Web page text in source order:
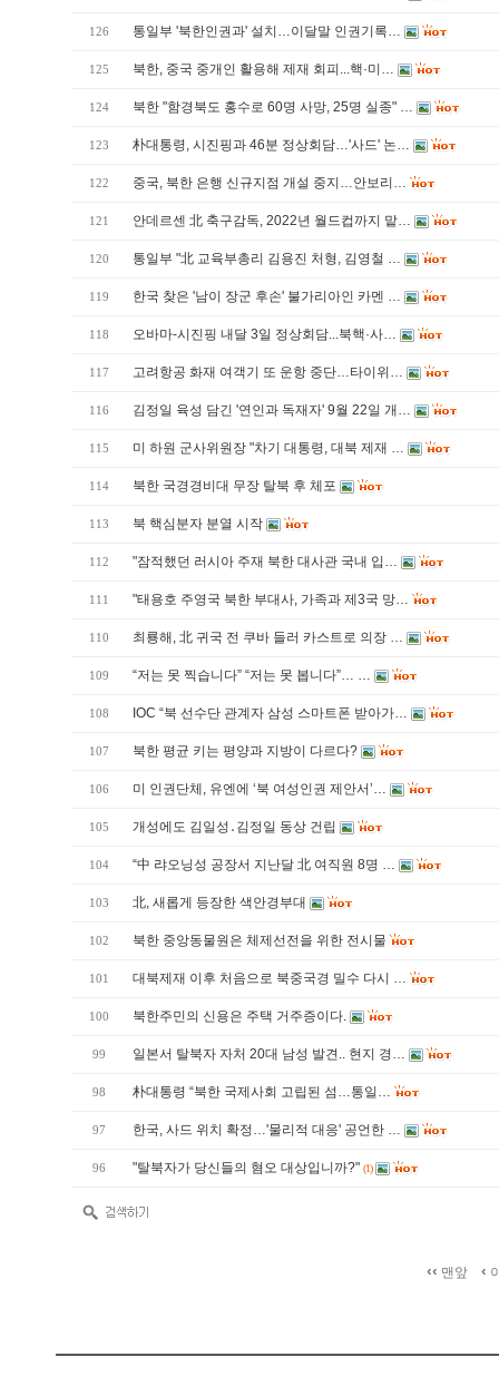
126 통일부 '북한인권과' 설치…이달말 인권기록…
125 북한, 중국 중개인 활용해 제재 회피...핵·미…
124 북한 "함경북도 홍수로 60명 사망, 25명 실종" …
123 朴대통령, 시진핑과 46분 정상회담…'사드' 논…
122 중국, 북한 은행 신규지점 개설 중지…안보리…
121 안데르센 北 축구감독, 2022년 월드컵까지 맡…
120 통일부 "北 교육부총리 김용진 처형, 김영철 …
119 한국 찾은 '남이 장군 후손' 불가리아인 카멘 …
118 오바마-시진핑 내달 3일 정상회담...북핵·사…
117 고려항공 화재 여객기 또 운항 중단…타이위…
116 김정일 육성 담긴 '연인과 독재자' 9월 22일 개…
115 미 하원 군사위원장 "차기 대통령, 대북 제재 …
114 북한 국경경비대 무장 탈북 후 체포
113 북 핵심분자 분열 시작
112 "잠적했던 러시아 주재 북한 대사관 국내 입…
111 "태용호 주영국 북한 부대사, 가족과 제3국 망…
110 최룡해, 北 귀국 전 쿠바 들러 카스트로 의장 …
109 “저는 못 찍습니다” “저는 못 봅니다”… …
108 IOC “북 선수단 관계자 삼성 스마트폰 받아가…
107 북한 평균 키는 평양과 지방이 다르다?
106 미 인권단체, 유엔에 ‘북 여성인권 제안서’…
105 개성에도 김일성․김정일 동상 건립
104 “中 랴오닝성 공장서 지난달 北 여직원 8명 …
103 北, 새롭게 등장한 색안경부대
102 북한 중앙동물원은 체제선전을 위한 전시물
101 대북제재 이후 처음으로 북중국경 밀수 다시 …
100 북한주민의 신용은 주택 거주증이다.
99 일본서 탈북자 자처 20대 남성 발견.. 현지 경…
98 朴대통령 “북한 국제사회 고립된 섬…통일…
97 한국, 사드 위치 확정…'물리적 대응' 공언한 …
96 "탈북자가 당신들의 혐오 대상입니까?" (1)
‹‹ 맨앞 ‹